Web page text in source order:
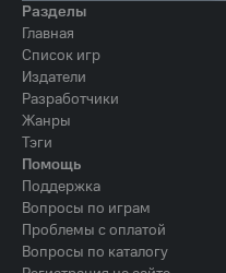
Разделы
Главная
Список игр
Издатели
Разработчики
Жанры
Тэги
Помощь
Поддержка
Вопросы по играм
Проблемы с оплатой
Вопросы по каталогу